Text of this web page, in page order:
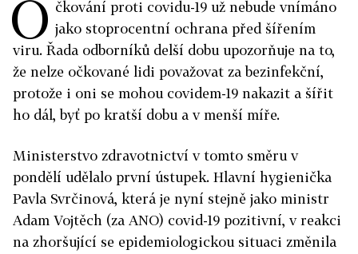
O čkování proti covidu-19 už nebude vnímáno
jako stoprocentní ochrana před šířením
viru. Řada odborníků delší dobu upozorňuje na to,
že nelze očkované lidi považovat za bezinfekční,
protože i oni se mohou covidem-19 nakazit a šířit
ho dál, byť po kratší dobu a v menší míře.
Ministerstvo zdravotnictví v tomto směru v
pondělí udělalo první ústupek. Hlavní hygienička
Pavla Svrčinová, která je nyní stejně jako ministr
Adam Vojtěch (za ANO) covid-19 pozitivní, v reakci
na zhoršující se epidemiologickou situaci změnila